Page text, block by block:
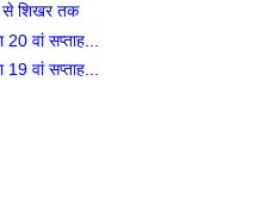
से शिखर तक
20 वां सप्ताह...
19 वां सप्ताह...